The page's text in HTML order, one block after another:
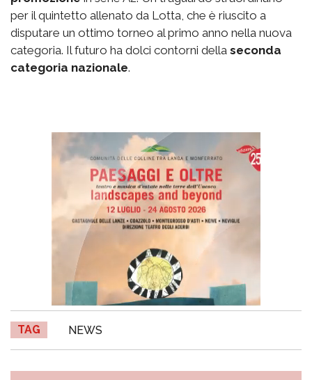
per il quintetto allenato da Lotta, che è riuscito a
disputare un ottimo torneo al primo anno nella nuova
categoria. Il futuro ha dolci contorni della seconda
categoria nazionale.
TAG NEWS